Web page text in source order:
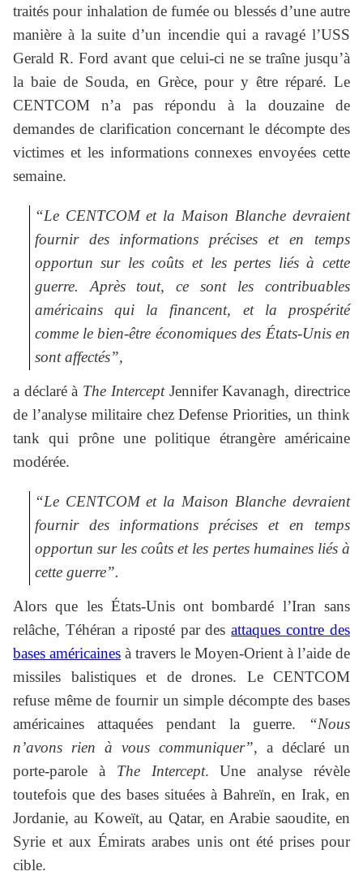
traités pour inhalation de fumée ou blessés d’une autre
manière à la suite d’un incendie qui a ravagé l’USS
Gerald R. Ford avant que celui-ci ne se traîne jusqu’à
la baie de Souda, en Grèce, pour y être réparé. Le
CENTCOM n’a pas répondu à la douzaine de
demandes de clarification concernant le décompte des
victimes et les informations connexes envoyées cette
semaine.
“Le CENTCOM et la Maison Blanche devraient
fournir des informations précises et en temps
opportun sur les coûts et les pertes liés à cette
guerre. Après tout, ce sont les contribuables
américains qui la financent, et la prospérité
comme le bien-être économiques des États-Unis en
sont affectés”,
a déclaré à The InterceptJennifer Kavanagh, directrice
de l’analyse militaire chez Defense Priorities, un think
tank qui prône une politique étrangère américaine
modérée.
“Le CENTCOM et la Maison Blanche devraient
fournir des informations précises et en temps
opportun sur les coûts et les pertes humaines liés à
cette guerre”.
Alors que les États-Unis ont bombardé l’Iran sans
relâche, Téhéran a riposté par desattaques contre des
bases américaines à travers le Moyen-Orient à l’aide de
missiles balistiques et de drones. Le CENTCOM
refuse même de fournir un simple décompte des bases
américaines attaquées pendant la guerre. “Nous
n’avons rien à vous communiquer”, a déclaré un
porte-parole à The Intercept. Une analyse révèle
toutefois que des bases situées à Bahreïn, en Irak, en
Jordanie, au Koweït, au Qatar, en Arabie saoudite, en
Syrie et aux Émirats arabes unis ont été prises pour
cible.